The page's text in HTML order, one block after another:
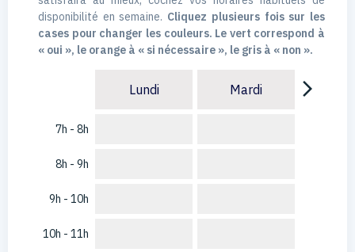
disponibilité en semaine. Cliquez plusieurs fois sur les
cases pour changer les couleurs. Le vert correspond à
« oui », le orange à « si nécessaire », le gris à « non ».
7h - 8h
8h - 9h
9h - 10h
10h - 11h
Lundi Mardi arrow_forward_ios